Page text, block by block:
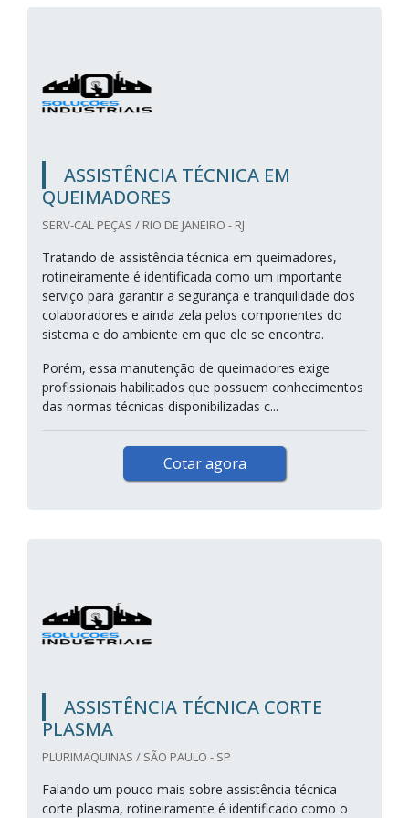
ASSISTÊNCIA TÉCNICA EM
QUEIMADORES
SERV-CAL PEÇAS / RIO DE JANEIRO - RJ
Tratando de assistência técnica em queimadores,
rotineiramente é identificada como um importante
serviço para garantir a segurança e tranquilidade dos
colaboradores e ainda zela pelos componentes do
sistema e do ambiente em que ele se encontra.
Porém, essa manutenção de queimadores exige
profissionais habilitados que possuem conhecimentos
das normas técnicas disponibilizadas c...
Cotar agora
ASSISTÊNCIA TÉCNICA CORTE
PLASMA
PLURIMAQUINAS / SÃO PAULO - SP
Falando um pouco mais sobre assistência técnica
corte plasma, rotineiramente é identificado como o